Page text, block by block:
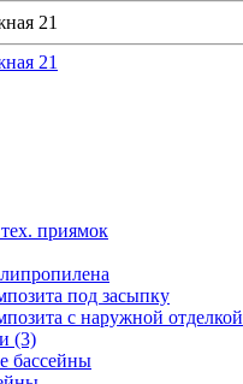
21
21
приямок
под засыпку
с наружной отделкой
(3)
бассейны